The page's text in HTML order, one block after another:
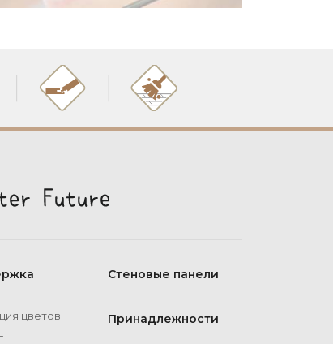
цветов
Стеновые панели
Принадлежности